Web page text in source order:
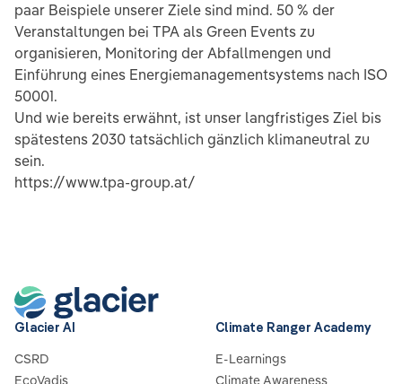
paar Beispiele unserer Ziele sind mind. 50 % der
Veranstaltungen bei TPA als Green Events zu
organisieren, Monitoring der Abfallmengen und
Einführung eines Energiemanagementsystems nach ISO
50001.
Und wie bereits erwähnt, ist unser langfristiges Ziel bis
spätestens 2030 tatsächlich gänzlich klimaneutral zu
sein.
https://www.tpa-group.at/
Glacier AI
CSRD
EcoVadis
Climate Ranger Academy
E-Learnings
Climate Awareness